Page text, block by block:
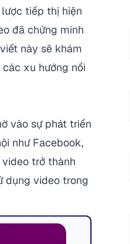
tiếp thị hiện
đã chứng minh
này sẽ khám
xu hướng nổi
vào sự phát triển
như Facebook,
trở thành
dụng video trong